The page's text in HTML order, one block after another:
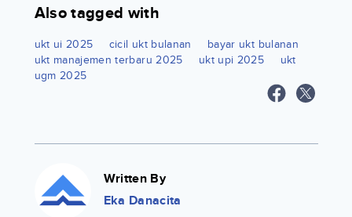
Also tagged with
ukt ui 2025 cicil ukt bulanan
bayar ukt bulanan
ukt manajemen terbaru 2025
ukt upi 2025
ukt
ugm 2025
Written By
Eka Danacita